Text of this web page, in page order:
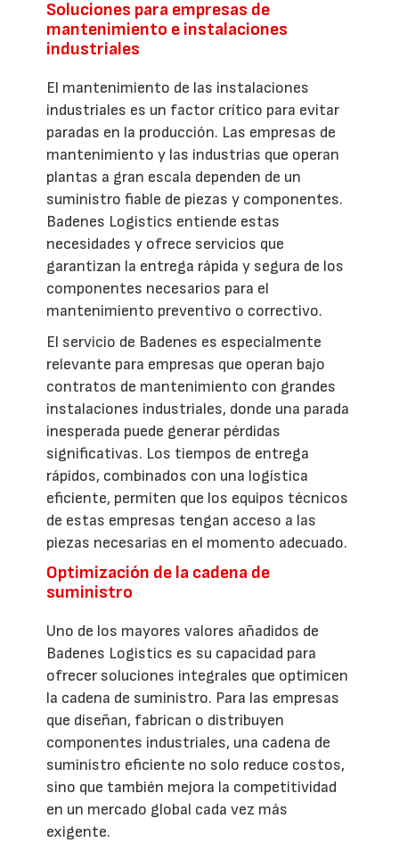
Soluciones para empresas de
mantenimiento e instalaciones
industriales
El mantenimiento de las instalaciones
industriales es un factor crítico para evitar
paradas en la producción. Las empresas de
mantenimiento y las industrias que operan
plantas a gran escala dependen de un
suministro fiable de piezas y componentes.
Badenes Logistics entiende estas
necesidades y ofrece servicios que
garantizan la entrega rápida y segura de los
componentes necesarios para el
mantenimiento preventivo o correctivo.
El servicio de Badenes es especialmente
relevante para empresas que operan bajo
contratos de mantenimiento con grandes
instalaciones industriales, donde una parada
inesperada puede generar pérdidas
significativas. Los tiempos de entrega
rápidos, combinados con una logística
eficiente, permiten que los equipos técnicos
de estas empresas tengan acceso a las
piezas necesarias en el momento adecuado.
Optimización de la cadena de
suministro
Uno de los mayores valores añadidos de
Badenes Logistics es su capacidad para
ofrecer soluciones integrales que optimicen
la cadena de suministro. Para las empresas
que diseñan, fabrican o distribuyen
componentes industriales, una cadena de
suministro eficiente no solo reduce costos,
sino que también mejora la competitividad
en un mercado global cada vez más
exigente.